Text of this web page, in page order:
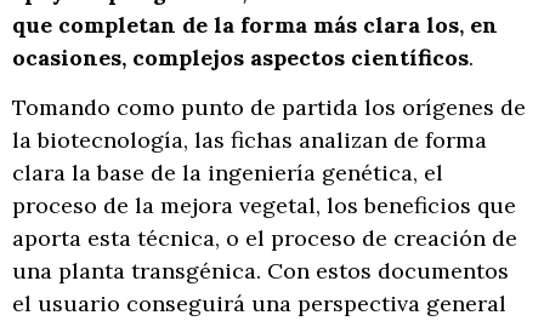
que completan de la forma más clara los, en
ocasiones, complejos aspectos científicos.
Tomando como punto de partida los orígenes de
la biotecnología, las fichas analizan de forma
clara la base de la ingeniería genética, el
proceso de la mejora vegetal, los beneficios que
aporta esta técnica, o el proceso de creación de
una planta transgénica. Con estos documentos
el usuario conseguirá una perspectiva general